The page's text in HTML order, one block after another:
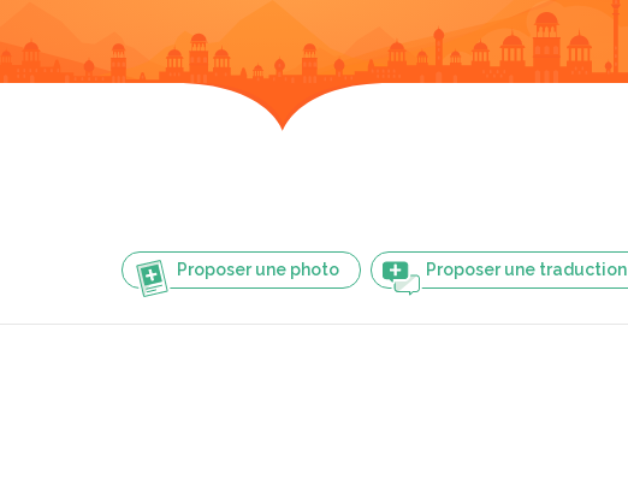
Proposer une photo Proposer une traduction